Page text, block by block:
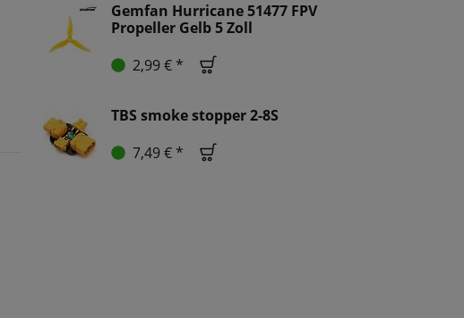
Gemfan Hurricane 51477 FPV
Propeller Gelb 5 Zoll
2,99 € *
TBS smoke stopper 2-8S
7,49 € *